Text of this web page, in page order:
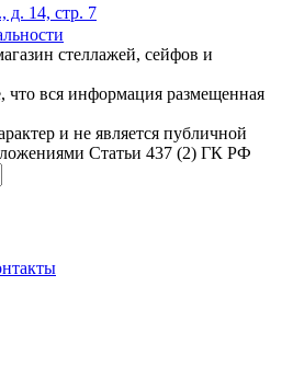
д. 14, стр. 7
стеллажей, сейфов и
вся информация размещенная
и не является публичной
Статьи 437 (2) ГК РФ